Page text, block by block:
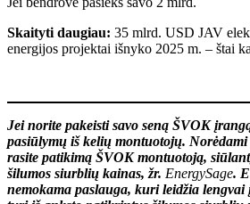
Skaityti daugiau: 35 mlrd. USD JAV
energijos projektai išnyko 2025 m. – štai
Jei norite pakeisti savo seną ŠVOK
pasiūlymų iš kelių montuotojų.
rasite patikimą ŠVOK montuotoją,
šilumos siurblių kainas, žr. EnergySage.
nemokama paslauga, kuri leidžia